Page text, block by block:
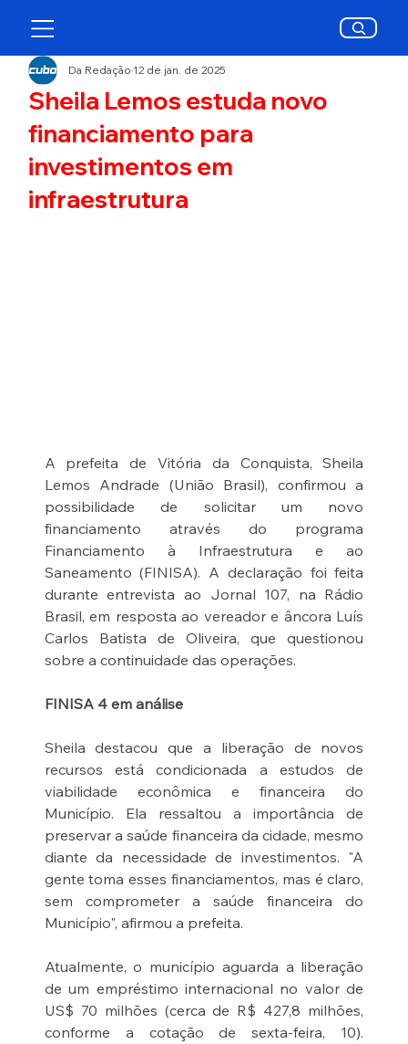
Sheila Lemos estuda novo
financiamento para
investimentos em
infraestrutura
Da Redação12 de jan. de 2025
A prefeita de Vitória da Conquista, Sheila
Lemos Andrade (União Brasil), confirmou a
possibilidade de solicitar um novo
financiamento através do programa
Financiamento à Infraestrutura e ao
Saneamento (FINISA). A declaração foi feita
durante entrevista ao Jornal 107, na Rádio
Brasil, em resposta ao vereador e âncora Luís
Carlos Batista de Oliveira, que questionou
sobre a continuidade das operações.
FINISA 4 em análise
Sheila destacou que a liberação de novos
recursos está condicionada a estudos de
viabilidade econômica e financeira do
Município. Ela ressaltou a importância de
preservar a saúde financeira da cidade, mesmo
diante da necessidade de investimentos. "A
gente toma esses financiamentos, mas é claro,
sem comprometer a saúde financeira do
Município", afirmou a prefeita.
Atualmente, o município aguarda a liberação
de um empréstimo internacional no valor de
US$ 70 milhões (cerca de R$ 427,8 milhões,
conforme a cotação de sexta-feira, 10).